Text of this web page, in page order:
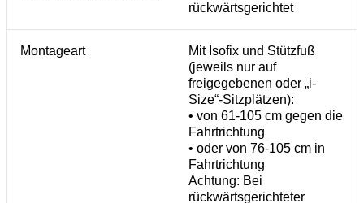
rückwärtsgerichtet
Montageart
Mit Isofix und Stützfuß
(jeweils nur auf
freigegebenen oder „i-
Size“-Sitzplätzen):
• von 61-105 cm gegen die
Fahrtrichtung
• oder von 76-105 cm in
Fahrtrichtung
Achtung: Bei
rückwärtsgerichteter